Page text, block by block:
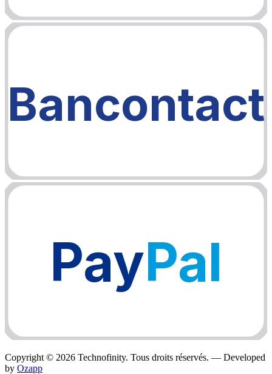
Bancontact
PayPal
Copyright © 2026 Technofinity. Tous droits réservés. — Developed
by Ozapp